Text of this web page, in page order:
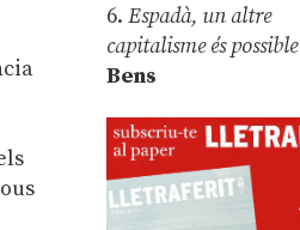
6.Espadà, un altre
capitalisme és possible
Bens